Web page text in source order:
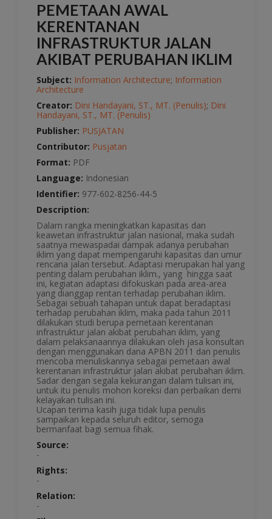
PEMETAAN AWAL
KERENTANAN
INFRASTRUKTUR JALAN
AKIBAT PERUBAHAN IKLIM
Subject: Information Architecture; Information
Architecture
Creator: Dini Handayani, ST., MT. (Penulis); Dini
Handayani, ST., MT. (Penulis)
Publisher: PUSJATAN
Contributor: Pusjatan
Format: PDF
Language: Indonesian
Identifier: 977-602-8256-44-5
Description:
Dalam rangka meningkatkan kapasitas dan
keawetan infrastruktur jalan nasional, maka sudah
saatnya mewaspadai dampak adanya perubahan
iklim yang dapat mempengaruhi kapasitas dan umur
rencana jalan tersebut. Adaptasi merupakan hal yang
penting dalam perubahan iklim., yang hingga saat
ini, kegiatan adaptasi difokuskan pada area-area
yang dianggap rentan terhadap perubahan iklim.
Sebagai sebuah tahapan untuk dapat beradaptasi
terhadap perubahan iklim, maka pada tahun 2011
dilakukan studi berupa pemetaan kerentanan
infrastruktur jalan akibat perubahan iklim, yang
dalam pelaksanaannya dilakukan oleh jasa konsultan
dengan menggunakan dana APBN 2011 dan penulis
mencoba menuliskannya sebagai pemetaan awal
kerentanan infrastruktur jalan akibat perubahan iklim.
Sadar dengan segala kekurangan dalam tulisan ini,
untuk itu penulis mohon koreksi dan perbaikan demi
kelayakan tulisan ini.
Ucapan terima kasih juga tidak lupa penulis
sampaikan kepada seluruh editor, semoga
bermanfaat bagi semua fihak.
Source:
-
Rights:
-
Relation:
-